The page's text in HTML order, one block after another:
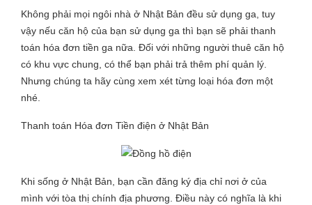
Không phải mọi ngôi nhà ở Nhật Bản đều sử dụng ga, tuy
vậy nếu căn hộ của bạn sử dụng ga thì bạn sẽ phải thanh
toán hóa đơn tiền ga nữa. Đối với những người thuê căn hộ
có khu vực chung, có thể bạn phải trả thêm phí quản lý.
Nhưng chúng ta hãy cùng xem xét từng loại hóa đơn một
nhé.
Thanh toán Hóa đơn Tiền điện ở Nhật Bản
Khi sống ở Nhật Bản, bạn cần đăng ký địa chỉ nơi ở của
mình với tòa thị chính địa phương. Điều này có nghĩa là khi